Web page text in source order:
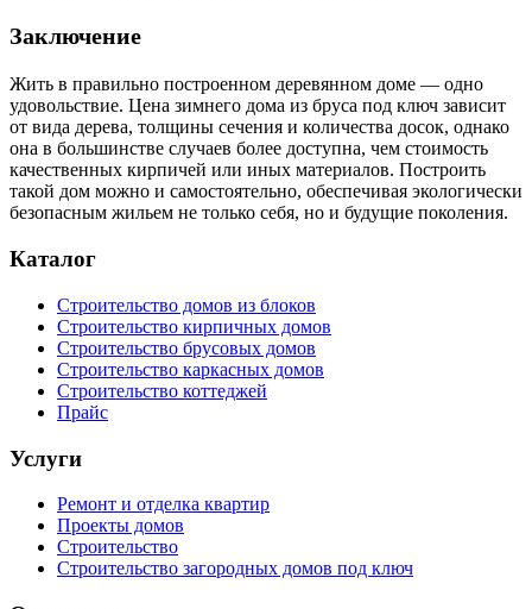
Заключение
Жить в правильно построенном деревянном доме — одно
удовольствие. Цена зимнего дома из бруса под ключ зависит
от вида дерева, толщины сечения и количества досок, однако
она в большинстве случаев более доступна, чем стоимость
качественных кирпичей или иных материалов. Построить
такой дом можно и самостоятельно, обеспечивая экологически
безопасным жильем не только себя, но и будущие поколения.
Каталог
Строительство домов из блоков
Строительство кирпичных домов
Строительство брусовых домов
Строительство каркасных домов
Строительство коттеджей
Прайс
Услуги
Ремонт и отделка квартир
Проекты домов
Строительство
Строительство загородных домов под ключ